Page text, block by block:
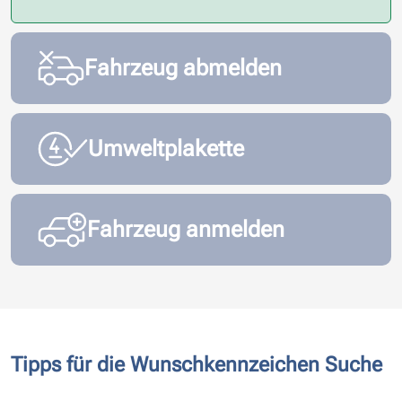
Fahrzeug abmelden
Umweltplakette
Fahrzeug anmelden
Tipps für die Wunschkennzeichen Suche